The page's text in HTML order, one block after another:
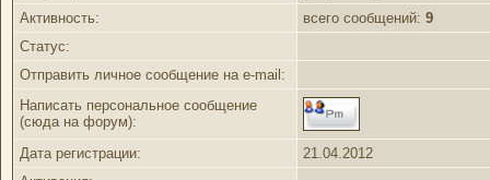
Активность:
всего сообщений: 9
Статус:
Отправить личное сообщение на e-mail:
Написать персональное сообщение
(сюда на форум):
Дата регистрации:
21.04.2012